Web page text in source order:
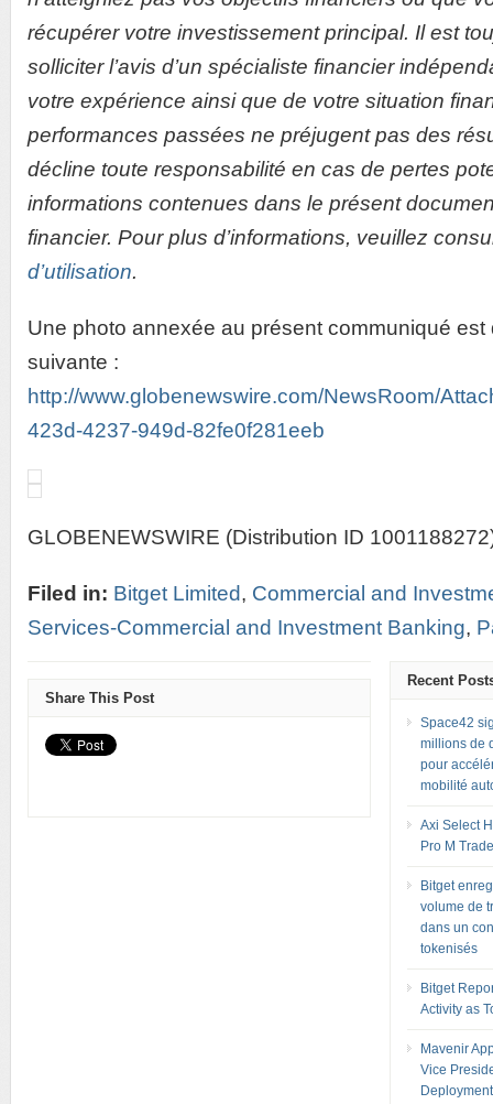
récupérer votre investissement principal. Il est
solliciter l’avis d’un spécialiste financier
votre expérience ainsi que de votre situation
performances passées ne préjugent pas des
décline toute responsabilité en cas de pertes
informations contenues dans le présent
financier. Pour plus d’informations, veuillez
d’utilisation.
Une photo annexée au présent communiqué est
suivante :
http://www.globenewswire.com/NewsRoom/
423d-4237-949d-82fe0f281eeb
GLOBENEWSWIRE (Distribution ID
Filed in: Bitget Limited, Commercial and
Services-Commercial and Investment Banking,
Share This Post
Recent
Space42
millions de
pour
mobilité
Axi Select
Pro M
Bitget
volume de
dans un
tokenisés
Bitget
Activity as
Mavenir
Vice